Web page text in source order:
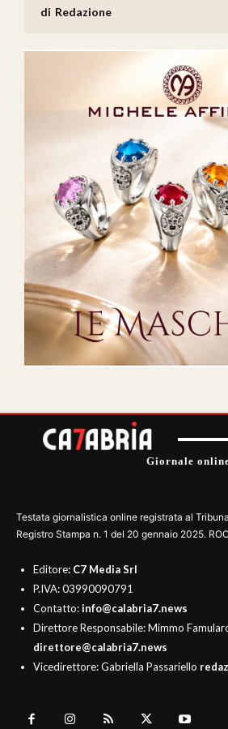
Redazione
Giornale
Testata giornalistica online registrata al
Registro Stampa n. 1 del 20 gennaio 2025.
Editore: C7 Media Srl
P.IVA: 03990090791
Contatto:info@calabria7.news
Direttore Responsabile: Mimmo
direttore@calabria7.news
Vicedirettore: Gabriella Passariello